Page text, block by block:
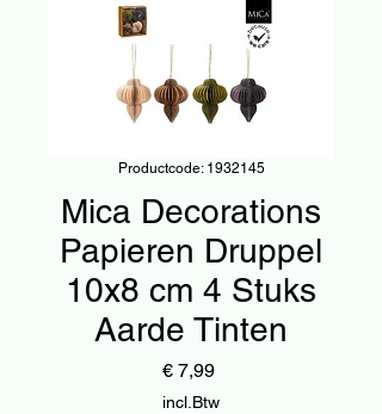
Productcode: 1932145
Mica Decorations
Papieren Druppel
10x8 cm 4 Stuks
Aarde Tinten
€ 7,99Prijs
incl.Btw